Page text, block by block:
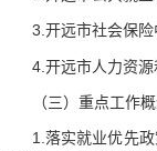
3.开远市社会保险
4.开远市人力资源
（三）重点工作
1.落实就业优先